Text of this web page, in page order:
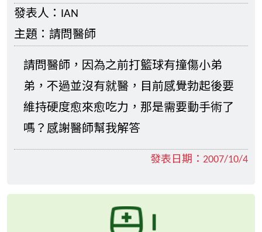
發表人： IAN
主題： 請問醫師
請問醫師，因為之前打籃球有撞傷小弟
弟，不過並沒有就醫，目前感覺勃起後要
維持硬度愈來愈吃力，那是需要動手術了
嗎？感謝醫師幫我解答
發表日期： 2007/10/4